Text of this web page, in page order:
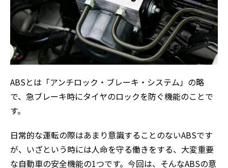
ABSとは「アンチロック・ブレーキ・システム」の略
で、急ブレーキ時にタイヤのロックを防ぐ機能のことで
す。
日常的な運転の際はあまり意識することのないABSです
が、いざという時には人命を守る働きをする、大変重要
な自動車の安全機能の1つです。今回は、そんなABSの意